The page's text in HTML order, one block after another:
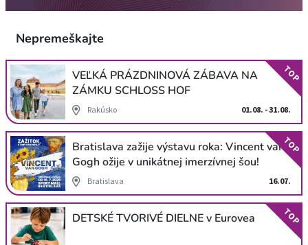
Nepremeškajte
VEĽKÁ PRÁZDNINOVÁ ZÁBAVA NA
ZÁMKU SCHLOSS HOF
Rakúsko 01.08. - 31.08.
TOP
Bratislava zažije výstavu roka: Vincent van
Gogh ožije v unikátnej imerzívnej šou!
Bratislava 16.07.
TOP
DETSKÉ TVORIVÉ DIELNE v Eurovea TOP